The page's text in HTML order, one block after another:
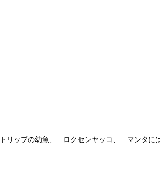
リップの幼魚、 ロクセンヤッコ、 マンタに